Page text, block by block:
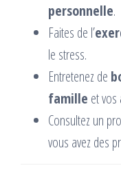
personnelle.
Faites de l’
le stress.
Entretenez de
famille et vos
Consultez un
vous avez des